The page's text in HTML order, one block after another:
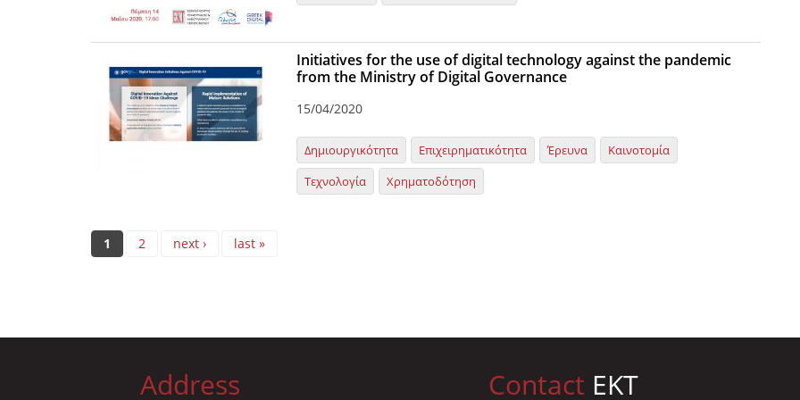
Initiatives for the use of digital technology against the pandemic
from the Ministry of Digital Governance
15/04/2020
Δημιουργικότητα Επιχειρηματικότητα Έρευνα
Καινοτομία
Τεχνολογία
Χρηματοδότηση
Pages
1 2 next › last »
Address Contact EKT